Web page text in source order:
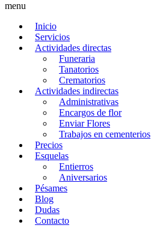
menu
Inicio
Servicios
Actividades directas
Funeraria
Tanatorios
Crematorios
Actividades indirectas
Administrativas
Encargos de flor
Enviar Flores
Trabajos en cementerios
Precios
Esquelas
Entierros
Aniversarios
Pésames
Blog
Dudas
Contacto